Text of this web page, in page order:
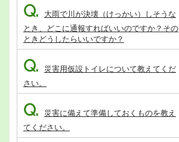
Q. 大雨で川が決壊（けっかい）しそうな
とき、どこに通報すればいいのですか？その
ときどうしたらいいですか？
Q. 災害用仮設トイレについて教えてくだ
さい。
Q. 災害に備えて準備しておくものを教え
てください。